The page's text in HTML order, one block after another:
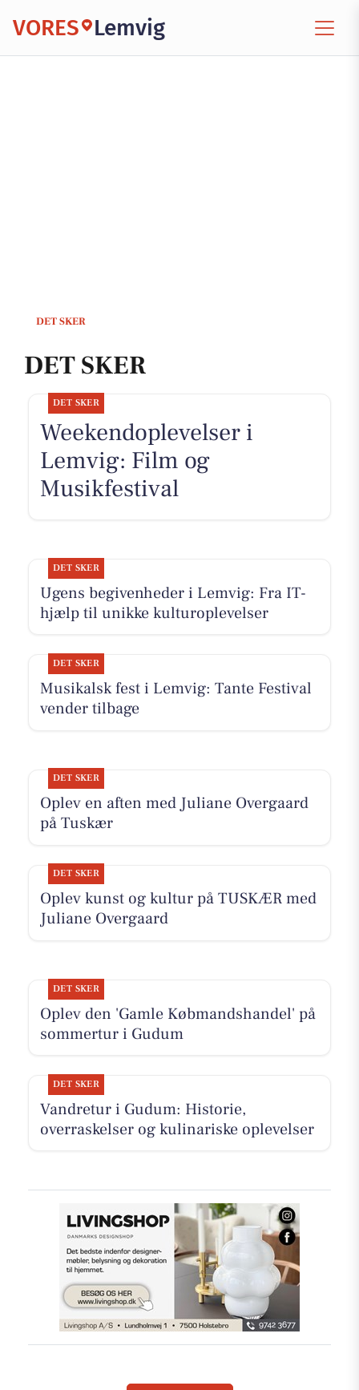
VORES Lemvig
DET SKER
DET SKER
DET SKER
Weekendoplevelser i
Lemvig: Film og
Musikfestival
DET SKER
Ugens begivenheder i Lemvig: Fra IT-
hjælp til unikke kulturoplevelser
DET SKER
Musikalsk fest i Lemvig: Tante Festival
vender tilbage
DET SKER
Oplev en aften med Juliane Overgaard
på Tuskær
DET SKER
Oplev kunst og kultur på TUSKÆR med
Juliane Overgaard
DET SKER
Oplev den 'Gamle Købmandshandel' på
sommertur i Gudum
DET SKER
Vandretur i Gudum: Historie,
overraskelser og kulinariske oplevelser